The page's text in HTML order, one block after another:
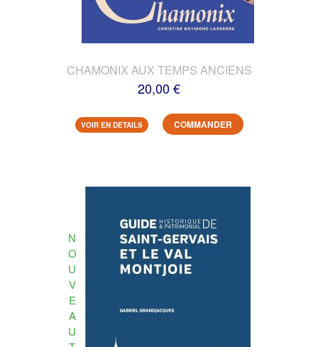
CHAMONIX AUX TEMPS ANCIENS
20,00 €
VOIR EN DETAILS COMMANDER
N
O
U
V
E
A
U